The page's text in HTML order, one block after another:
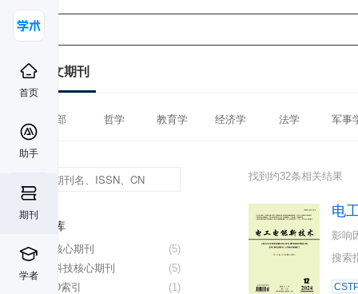
首页
助手
期刊
学者
中文期刊
全部 哲学 教育学 经济学 法学 军事
数据库
(5)
北大核心期刊
(5)
中国科技核心期刊
(1)
CSCD索引
找到约32条相关结果
电
影响
搜索